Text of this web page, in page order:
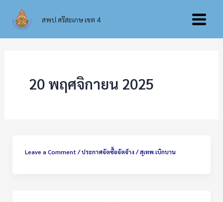
content
สพป.ศรีสะเกษ เขต 4
Main
20 พฤศจิกายน 2025
Leave a Comment /ประกาศจัดซื้อจัดจ้าง /สุเทพ เบิกบาน